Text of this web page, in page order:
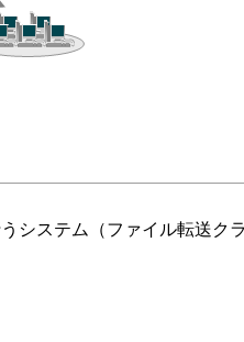
システム（ファイル転送ク